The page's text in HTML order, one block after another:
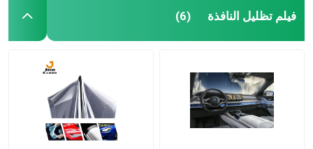
فيلم تظليل النافذة (6)